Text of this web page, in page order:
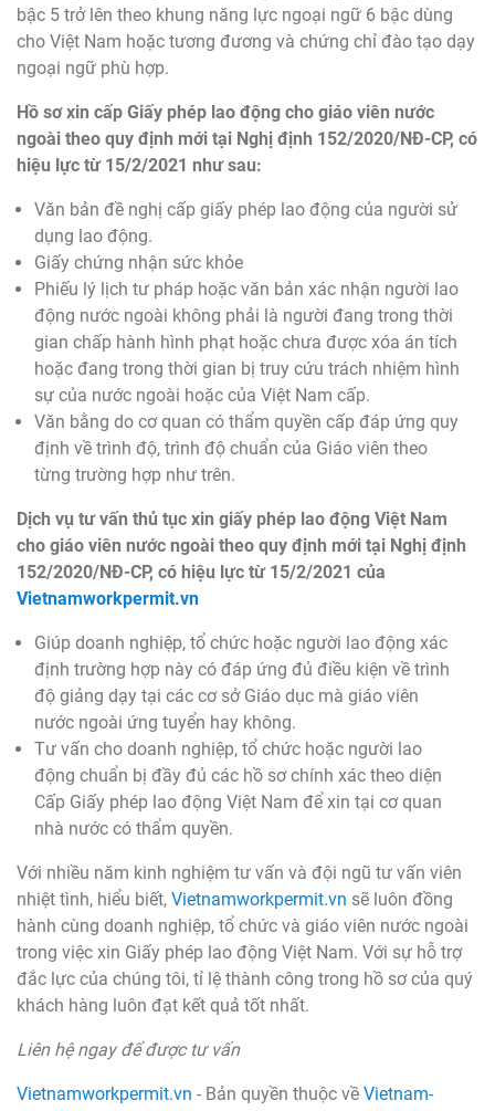
bậc 5 trở lên theo khung năng lực ngoại ngữ 6 bậc dùng
cho Việt Nam hoặc tương đương và chứng chỉ đào tạo dạy
ngoại ngữ phù hợp.
Hồ sơ xin cấp Giấy phép lao động cho giáo viên nước
ngoài theo quy định mới tại Nghị định 152/2020/NĐ-CP, có
hiệu lực từ 15/2/2021 như sau:
Văn bản đề nghị cấp giấy phép lao động của người sử
dụng lao động.
Giấy chứng nhận sức khỏe
Phiếu lý lịch tư pháp hoặc văn bản xác nhận người lao
động nước ngoài không phải là người đang trong thời
gian chấp hành hình phạt hoặc chưa được xóa án tích
hoặc đang trong thời gian bị truy cứu trách nhiệm hình
sự của nước ngoài hoặc của Việt Nam cấp.
Văn bằng do cơ quan có thẩm quyền cấp đáp ứng quy
định về trình độ, trình độ chuẩn của Giáo viên theo
từng trường hợp như trên.
Dịch vụ tư vấn thủ tục xin giấy phép lao động Việt Nam
cho giáo viên nước ngoài theo quy định mới tại Nghị định
152/2020/NĐ-CP, có hiệu lực từ 15/2/2021 của
Vietnamworkpermit.vn
Giúp doanh nghiệp, tổ chức hoặc người lao động xác
định trường hợp này có đáp ứng đủ điều kiện về trình
độ giảng dạy tại các cơ sở Giáo dục mà giáo viên
nước ngoài ứng tuyển hay không.
Tư vấn cho doanh nghiệp, tổ chức hoặc người lao
động chuẩn bị đầy đủ các hồ sơ chính xác theo diện
Cấp Giấy phép lao động Việt Nam để xin tại cơ quan
nhà nước có thẩm quyền.
Với nhiều năm kinh nghiệm tư vấn và đội ngũ tư vấn viên
nhiệt tình, hiểu biết, Vietnamworkpermit.vn sẽ luôn đồng
hành cùng doanh nghiệp, tổ chức và giáo viên nước ngoài
trong việc xin Giấy phép lao động Việt Nam. Với sự hỗ trợ
đắc lực của chúng tôi, tỉ lệ thành công trong hồ sơ của quý
khách hàng luôn đạt kết quả tốt nhất.
Liên hệ ngay để được tư vấn
Vietnamworkpermit.vn - Bản quyền thuộc về Vietnam-